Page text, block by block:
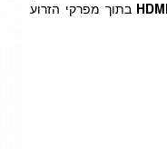
ניתן לסובב עד 360°. חיפוי הפלסטיק מאפשר השחלת כבלי USB ו-HDMI בתוך מפרקי הזרוע